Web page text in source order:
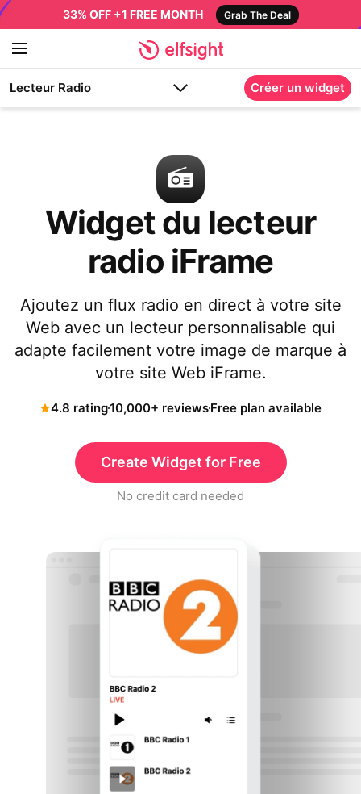
33% OFF +1 FREE MONTH Grab The Deal
Lecteur Radio Créer un widget
Widget du lecteur
radio iFrame
Ajoutez un flux radio en direct à votre site
Web avec un lecteur personnalisable qui
adapte facilement votre image de marque à
votre site Web iFrame.
4.8 rating10,000+ reviewsFree plan available
Create Widget for Free
No credit card needed